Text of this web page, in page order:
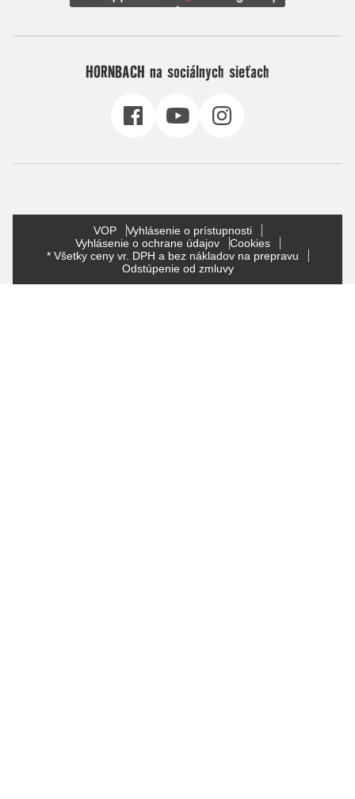
HORNBACH na sociálnych sieťach
VOP
Vyhlásenie o prístupnosti
Vyhlásenie o ochrane údajov
Cookies
* Všetky ceny vr. DPH a bez nákladov na prepravu
Odstúpenie od zmluvy